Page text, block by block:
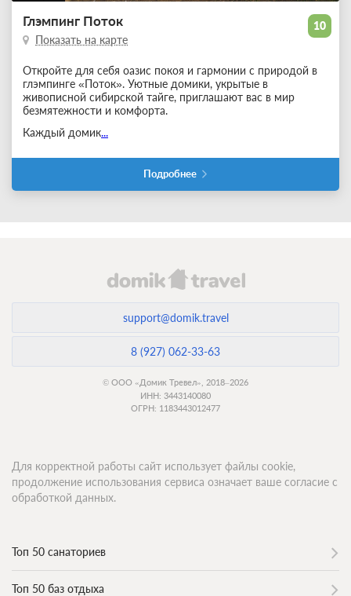
10
Глэмпинг Поток
Показать на карте
Откройте для себя оазис покоя и гармонии с природой в
глэмпинге «Поток». Уютные домики, укрытые в
живописной сибирской тайге, приглашают вас в мир
безмятежности и комфорта.
Каждый домик...
Подробнее
support@domik.travel
8 (927) 062-33-63
© ООО «Домик Тревел», 2018–2026
ИНН: 3443140080
ОГРН: 1183443012477
Топ 50 санаториев
Топ 50 баз отдыха
Для корректной работы сайт использует файлы cookie,
продолжение использования сервиса означает ваше согласие с
обработкой данных.